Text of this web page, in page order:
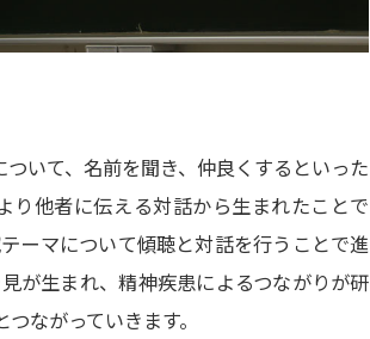
ついて、名前を聞き、仲良くするといった
り他者に伝える対話から生まれたことで
ーマについて傾聴と対話を行うことで進
が生まれ、精神疾患によるつながりが研
ながっていきます。